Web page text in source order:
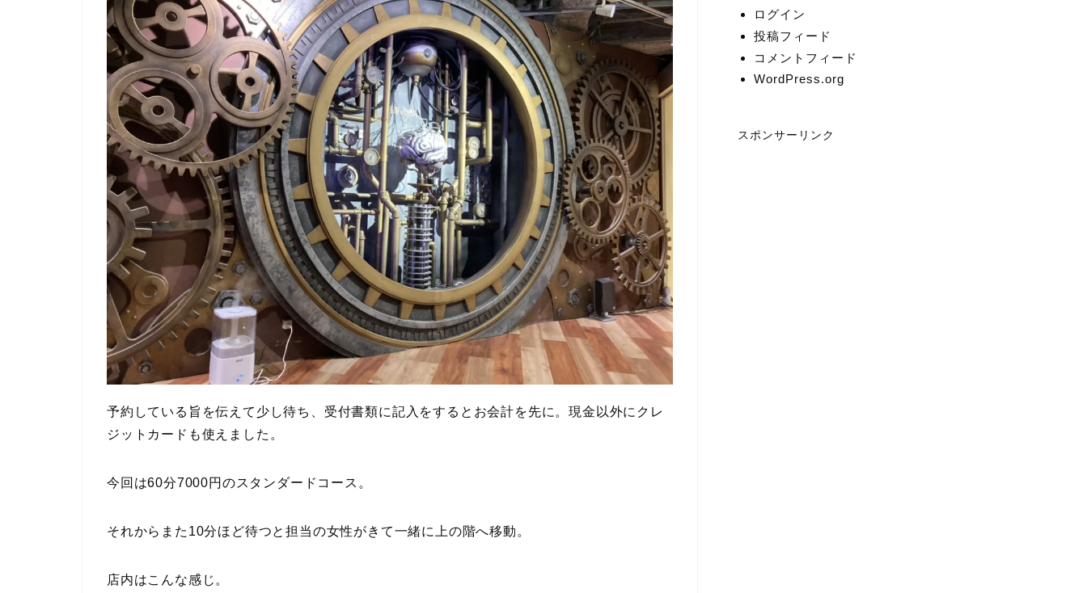
予約している旨を伝えて少し待ち、受付書類に記入をするとお会計を先に。現金以外にクレ
ジットカードも使えました。
今回は60分7000円のスタンダードコース。
それからまた10分ほど待つと担当の女性がきて一緒に上の階へ移動。
店内はこんな感じ。
ログイン
投稿フィード
コメントフィード
WordPress.org
スポンサーリンク